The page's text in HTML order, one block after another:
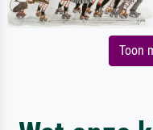
Toon